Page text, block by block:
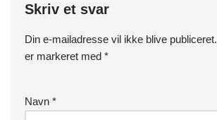
Skriv et svar
Din e-mailadresse vil ikke blive publiceret.
er markeret med *
Navn *